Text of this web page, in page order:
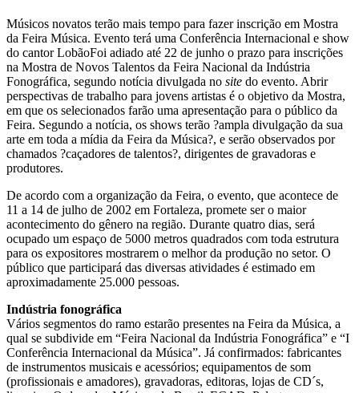
Músicos novatos terão mais tempo para fazer inscrição em Mostra
da Feira Música. Evento terá uma Conferência Internacional e show
do cantor LobãoFoi adiado até 22 de junho o prazo para inscrições
na Mostra de Novos Talentos da Feira Nacional da Indústria
Fonográfica, segundo notícia divulgada no site do evento. Abrir
perspectivas de trabalho para jovens artistas é o objetivo da Mostra,
em que os selecionados farão uma apresentação para o público da
Feira. Segundo a notícia, os shows terão ?ampla divulgação da sua
arte em toda a mídia da Feira da Música?, e serão observados por
chamados ?caçadores de talentos?, dirigentes de gravadoras e
produtores.
De acordo com a organização da Feira, o evento, que acontece de
11 a 14 de julho de 2002 em Fortaleza, promete ser o maior
acontecimento do gênero na região. Durante quatro dias, será
ocupado um espaço de 5000 metros quadrados com toda estrutura
para os expositores mostrarem o melhor da produção no setor. O
público que participará das diversas atividades é estimado em
aproximadamente 25.000 pessoas.
Indústria fonográfica
Vários segmentos do ramo estarão presentes na Feira da Música, a
qual se subdivide em “Feira Nacional da Indústria Fonográfica” e “I
Conferência Internacional da Música”. Já confirmados: fabricantes
de instrumentos musicais e acessórios; equipamentos de som
(profissionais e amadores), gravadoras, editoras, lojas de CD´s,